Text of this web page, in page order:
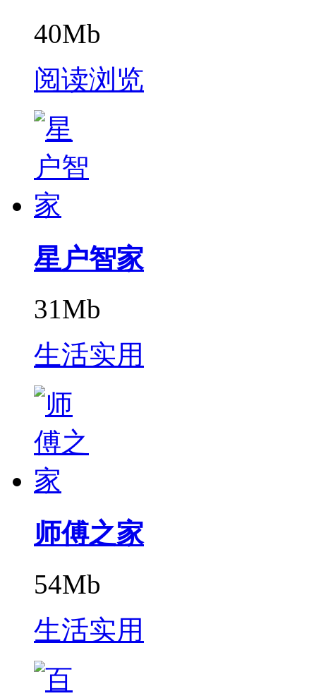
40Mb
阅读浏览
星户智家
31Mb
生活实用
师傅之家
54Mb
生活实用